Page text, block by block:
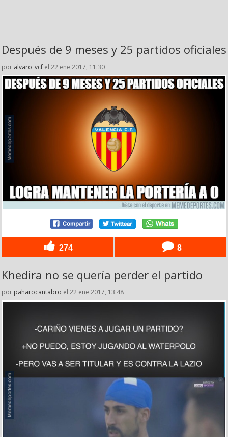
Después de 9 meses y 25 partidos oficiales
por alvaro_vcf el 22 ene 2017, 11:30
274 8
Khedira no se quería perder el partido
por paharocantabro el 22 ene 2017, 13:48